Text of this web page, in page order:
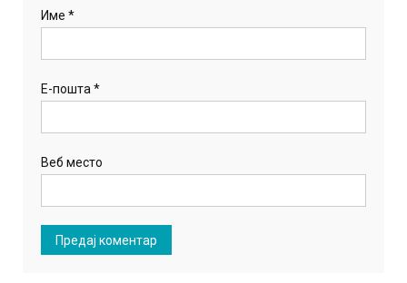
Име*
Е-пошта*
Веб место